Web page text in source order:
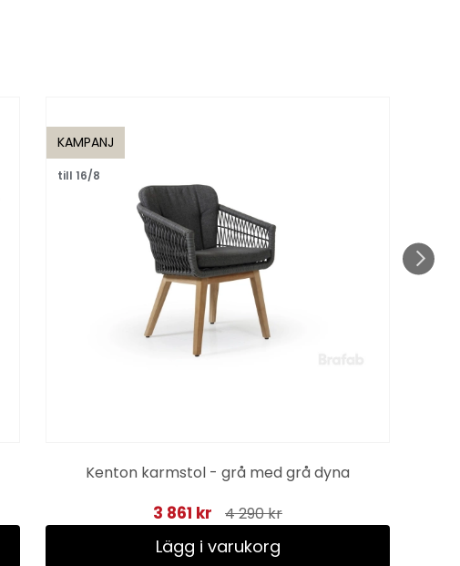
KAMPANJ
till 16/8
Kenton karmstol - grå med grå dyna
3 861 kr 4 290 kr
Lägg i varukorg